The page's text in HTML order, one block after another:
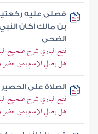
فصلى عليه
بن مالك أكان
الضحى
فتح الباري شرح صحيح
هل يصلي الإمام بمن حضر
الصلاة على الحصير
فتح الباري شرح صحيح
هل يصلي الإمام بمن حضر